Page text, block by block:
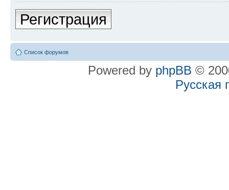
Регистрация
Список форумов
Powered by phpBB ©
Русская